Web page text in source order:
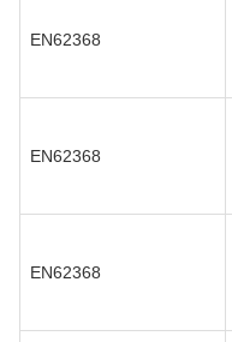
EN62368
EN62368
EN62368